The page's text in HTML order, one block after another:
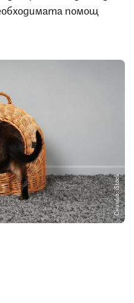
помощ
Снимка: iStock